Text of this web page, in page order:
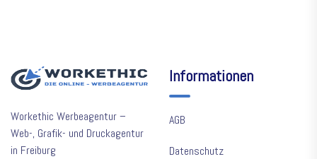
Workethic Werbeagentur –
Web-, Grafik- und Druckagentur
in Freiburg
Informationen
AGB
Datenschutz